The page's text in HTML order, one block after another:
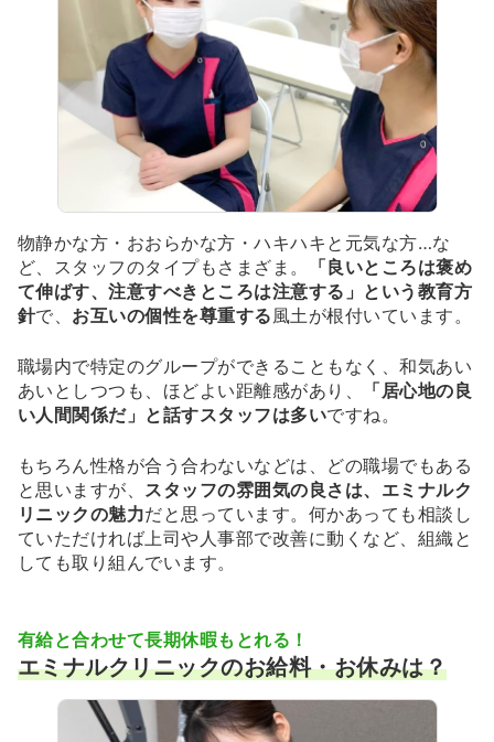
物静かな方・おおらかな方・ハキハキと元気な方…な
ど、スタッフのタイプもさまざま。
「良いところは褒め
て伸ばす、注意すべきところは注意する」という教育方
針で、 お互いの個性を尊重する 風土が根付いています。
職場内で特定のグループができることもなく、和気あい
あいとしつつも、ほどよい距離感があり、
「居心地の良
い人間関係だ」と話すスタッフは多いですね。
もちろん性格が合う合わないなどは、どの職場でもある
と思いますが、 スタッフの雰囲気の良さは、エミナルク
リニックの魅力だと思っています。何かあっても相談し
ていただければ上司や人事部で改善に動くなど、組織と
しても取り組んでいます。
有給と合わせて長期休暇もとれる！
エミナルクリニックのお給料・お休みは？